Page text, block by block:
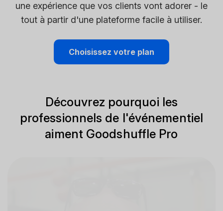
une expérience que vos clients vont adorer - le
tout à partir d'une plateforme facile à utiliser.
Choisissez votre plan
Découvrez pourquoi les
professionnels de l'événementiel
aiment Goodshuffle Pro